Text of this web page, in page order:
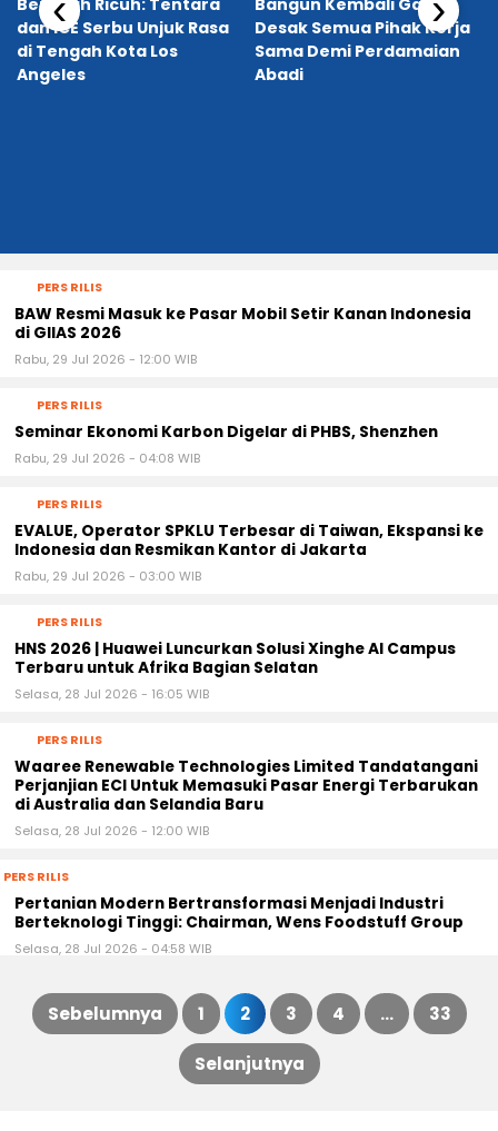
Berubah Ricuh: Tentara
dan ICE Serbu Unjuk Rasa
di Tengah Kota Los
Angeles
Bangun Kembali Gaza,
Desak Semua Pihak Kerja
Sama Demi Perdamaian
Abadi
PERS RILIS
BAW Resmi Masuk ke Pasar Mobil Setir Kanan Indonesia
di GIIAS 2026
Rabu, 29 Jul 2026 - 12:00 WIB
PERS RILIS
Seminar Ekonomi Karbon Digelar di PHBS, Shenzhen
Rabu, 29 Jul 2026 - 04:08 WIB
PERS RILIS
EVALUE, Operator SPKLU Terbesar di Taiwan, Ekspansi ke
Indonesia dan Resmikan Kantor di Jakarta
Rabu, 29 Jul 2026 - 03:00 WIB
PERS RILIS
HNS 2026 | Huawei Luncurkan Solusi Xinghe AI Campus
Terbaru untuk Afrika Bagian Selatan
Selasa, 28 Jul 2026 - 16:05 WIB
PERS RILIS
Waaree Renewable Technologies Limited Tandatangani
Perjanjian ECI Untuk Memasuki Pasar Energi Terbarukan
di Australia dan Selandia Baru
Selasa, 28 Jul 2026 - 12:00 WIB
PERS RILIS
Pertanian Modern Bertransformasi Menjadi Industri
Berteknologi Tinggi: Chairman, Wens Foodstuff Group
Selasa, 28 Jul 2026 - 04:58 WIB
Paginasi
Sebelumnya 1 2 3 4 … 33
Selanjutnya